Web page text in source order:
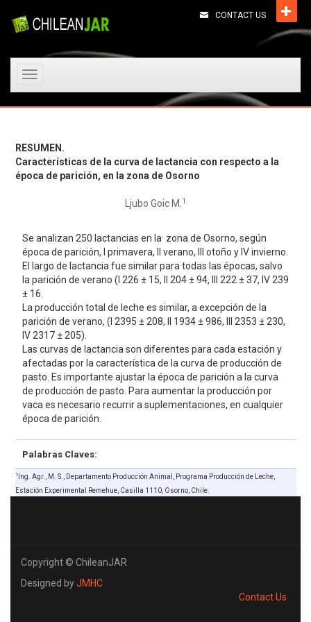
CONTACT US
Toggle
RESUMEN.
Características de la curva de lactancia con respecto a la
época de parición, en la zona de Osorno
Ljubo Goic M. 1
Se analizan 250 lactancias en la· zona de Osorno, según
época de parición, I primavera, II verano, III otoño y IV invierno.
El largo de lactancia fue similar para todas las épocas, salvo
la parición de verano (I 226 ± 15, II 204 ± 94, III 222 ± 37, IV 239
± 16.
La producción total de leche es similar, a excepción de la
parición de verano, (I 2395 ± 208, II 1934 ± 986, III 2353 ± 230,
IV 2317 ± 205).
Las curvas de lactancia son diferentes para cada estación y
afectadas por la característica de la curva de producción de
pasto. Es importante ajustar la época de parición a la curva
de producción de pasto. Para aumentar la producción por
vaca es necesario recurrir a suplementaciones, en cualquier
época de parición.
Palabras Claves:
1 Ing. Agr., M. S., Departamento Producción Animal, Programa Producción de Leche,
Estación Experimental Remehue, Casilla 1110, Osorno, Chile.
Copyright © ChileanJAR
Designed byJMHC
Contact Us